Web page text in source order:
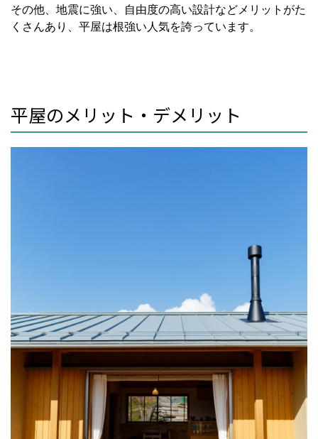
その他、地震に強い、自由度の高い設計などメリットがた
くさんあり、平屋は根強い人気を誇っています。
平屋のメリット・デメリット